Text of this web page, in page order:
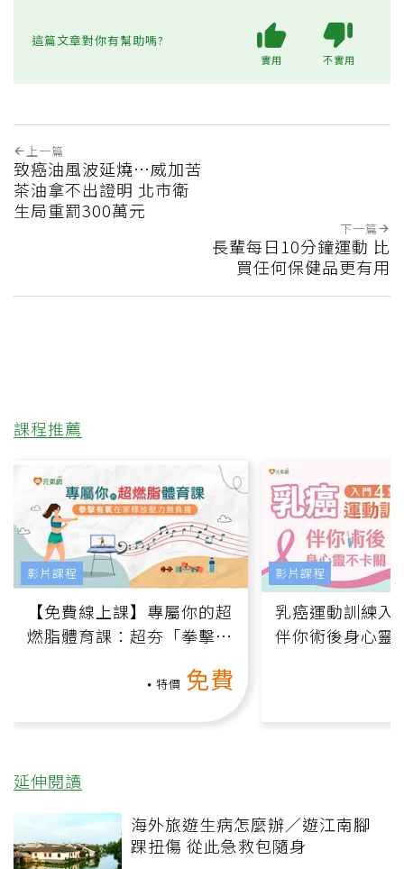
這篇文章對你有幫助嗎?
實用 不實用
上一篇
致癌油風波延燒…威加苦
茶油拿不出證明 北市衛
生局重罰300萬元
下一篇
長輩每日10分鐘運動 比
買任何保健品更有用
課程推薦
【免費線上課】專屬你的超
燃脂體育課：超夯「拳擊有
特價 免費
影片課程
乳癌運動訓練入
伴你術後身心靈
影片課程
延伸閱讀
海外旅遊生病怎麼辦／遊江南腳
踝扭傷 從此急救包隨身